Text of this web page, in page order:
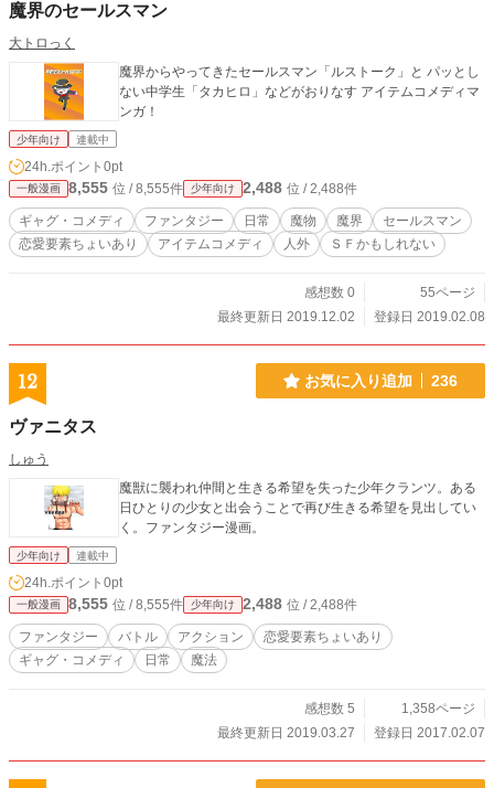
魔界のセールスマン
大トロっく
魔界からやってきたセールスマン「ルストーク」と パッとし
ない中学生「タカヒロ」などがおりなす アイテムコメディマ
ンガ！
少年向け 連載中
24h.ポイント 0pt
一般漫画 8,555 位 / 8,555件 少年向け 2,488 位 / 2,488件
ギャグ・コメディ ファンタジー 日常 魔物 魔界
セールスマン
恋愛要素ちょいあり
アイテムコメディ 人外 ＳＦかもしれない
感想数 0
55ページ
最終更新日 2019.12.02
登録日 2019.02.08
12 お気に入り追加 236
ヴァニタス
しゅう
魔獣に襲われ仲間と生きる希望を失った少年クランツ。ある
日ひとりの少女と出会うことで再び生きる希望を見出してい
く。ファンタジー漫画。
少年向け 連載中
24h.ポイント 0pt
一般漫画 8,555 位 / 8,555件 少年向け 2,488 位 / 2,488件
ファンタジー バトル アクション
恋愛要素ちょいあり
ギャグ・コメディ
日常 魔法
感想数 5
1,358ページ
最終更新日 2019.03.27
登録日 2017.02.07